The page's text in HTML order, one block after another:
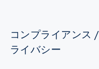
コンプライアンス
ライバシー